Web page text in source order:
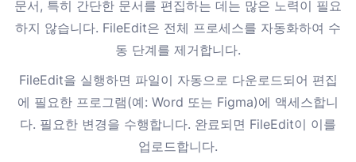
문서, 특히 간단한 문서를 편집하는 데는 많은 노력이 필요
하지 않습니다. FileEdit은 전체 프로세스를 자동화하여 수
동 단계를 제거합니다.
FileEdit을 실행하면 파일이 자동으로 다운로드되어 편집
에 필요한 프로그램(예: Word 또는 Figma)에 액세스합니
다. 필요한 변경을 수행합니다. 완료되면 FileEdit이 이를
업로드합니다.